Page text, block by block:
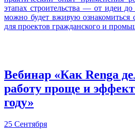
этапах строительства — от идеи
можно будет вживую
для проектов гражданского и
Вебинар «Как Renga
работу проще и
году»
25 Сентября